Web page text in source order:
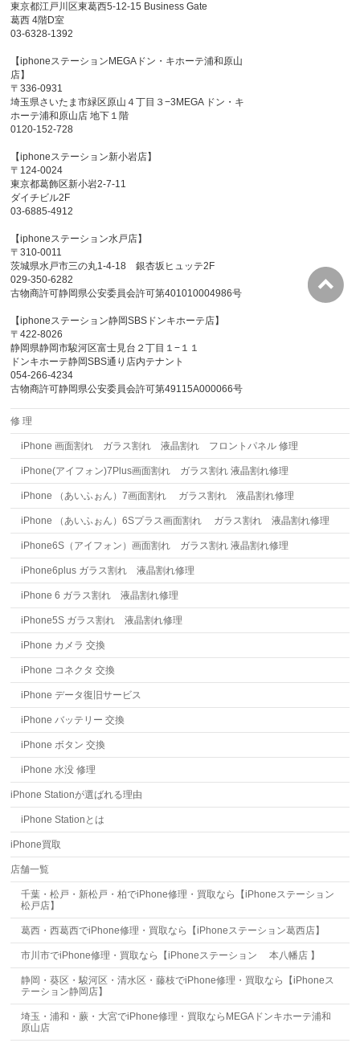
東京都江戸川区東葛西5-12-15 Business Gate
葛西 4階D室
03-6328-1392
【iphoneステーションMEGAドン・キホーテ浦和原山
店】
〒336-0931
埼玉県さいたま市緑区原山４丁目３−3MEGA ドン・キ
ホーテ浦和原山店 地下１階
0120-152-728
【iphoneステーション新小岩店】
〒124-0024
東京都葛飾区新小岩2-7-11
ダイチビル2F
03-6885-4912
【iphoneステーション水戸店】
〒310-0011
茨城県水戸市三の丸1-4-18 銀杏坂ヒュッテ2F
029-350-6282
古物商許可静岡県公安委員会許可第401010004986号
【iphoneステーション静岡SBSドンキホーテ店】
〒422-8026
静岡県静岡市駿河区富士見台２丁目１−１１
ドンキホーテ静岡SBS通り店内テナント
054-266-4234
古物商許可静岡県公安委員会許可第49115A000066号
修 理
iPhone 画面割れ ガラス割れ 液晶割れ フロントパネル 修理
iPhone(アイフォン)7Plus画面割れ ガラス割れ 液晶割れ修理
iPhone （あいふぉん）7画面割れ ガラス割れ 液晶割れ修理
iPhone （あいふぉん）6Sプラス画面割れ ガラス割れ 液晶割れ修理
iPhone6S（アイフォン）画面割れ ガラス割れ 液晶割れ修理
iPhone6plus ガラス割れ 液晶割れ修理
iPhone 6 ガラス割れ 液晶割れ修理
iPhone5S ガラス割れ 液晶割れ修理
iPhone カメラ 交換
iPhone コネクタ 交換
iPhone データ復旧サービス
iPhone バッテリー 交換
iPhone ボタン 交換
iPhone 水没 修理
iPhone Stationが選ばれる理由
iPhone Stationとは
iPhone買取
店舗一覧
千葉・松戸・新松戸・柏でiPhone修理・買取なら【iPhoneステーション
松戸店】
葛西・西葛西でiPhone修理・買取なら【iPhoneステーション葛西店】
市川市でiPhone修理・買取なら【iPhoneステーション 本八幡店 】
静岡・葵区・駿河区・清水区・藤枝でiPhone修理・買取なら【iPhoneス
テーション静岡店】
埼玉・浦和・蕨・大宮でiPhone修理・買取ならMEGAドンキホーテ浦和
原山店